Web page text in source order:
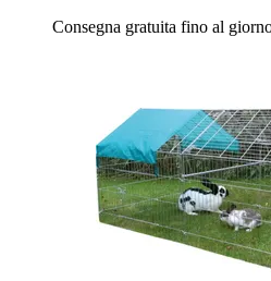
Consegna gratuita fino al